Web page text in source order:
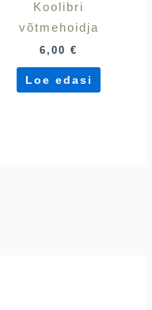
Koolibri
võtmehoidja
6,00€
Loe edasi